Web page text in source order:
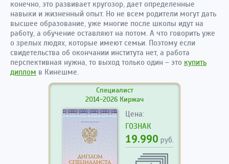
конечно, это развивает кругозор, дает определенные
навыки и жизненный опыт. Но не всем родители могут дать
высшее образование, уже многие после школы идут на
работу, а обучение оставляют на потом. А что говорить уже
о зрелых людях, которые имеют семьи. Поэтому если
свидетельства об окончании института нет, а работа
перспективная нужна, то выход только один – это купить
диплом в Кинешме.
Специалист
2014-2026 Киржач
Цена:
ГОЗНАК
19.990 руб.